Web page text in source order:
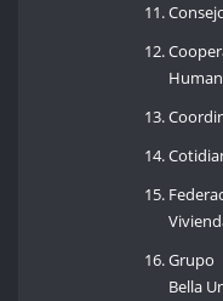
Grupo
Bella